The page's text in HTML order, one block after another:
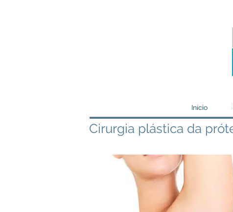
Início
Cirurgia plástica da